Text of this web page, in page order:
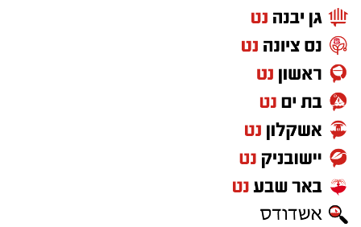
שאנו ההורים יודעים מה הכי טוב עבורה". "ובכן",
השבתי, "בתכם ילדה מאד אינטליגנטית ונבונה,
שיודעת בדיוק מה היא רוצה מעצמה. בנוסף לכך
היא נמצאת בגיל הבגרות, העמוס ממילא מבחינתה
במחשבות, בנראות שלה, בהתמודדויות החברתיות
ואחרות ביום-יום שלה, ובכלל. בנות כיתתה הפסיקו
להזמין אותה לימי הולדת ולמפגשים חברתיים,
מאחר שתמיד היא מסרבת להגיע בשל המחוייבויות
הרבות שלה - האם זה נראה לכם שילדה בגילה
אמורה להיות בודדה ולשלם מחיר כל-כך יקר?".